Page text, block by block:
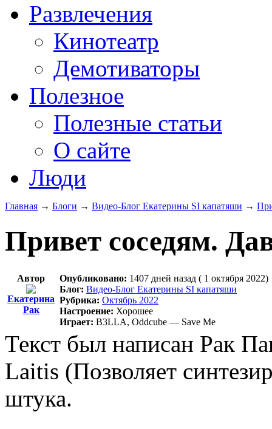
Развлечения
Кинотеатр
Демотиваторы
Полезное
Полезные статьи
О сайте
Люди
Главная → Блоги → Видео-Блог Екатерины SI капатяши →
Привет соседям.
Автор
Екатерина
Рак
Опубликовано: 1407 дней назад ( 1 октября 2022)
Блог: Видео-Блог Екатерины SI капатяши
Рубрика: Октябрь 2022
Настроение: Хорошее
Играет: B3LLA, Oddcube — Save Me
Текст был написан Рак
Laitis (Позволяет
штука.